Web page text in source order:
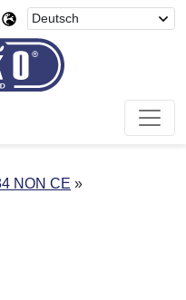
NON CE